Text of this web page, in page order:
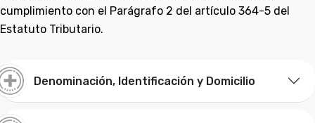
cumplimiento con el Parágrafo 2 del artículo 364-5 del
Estatuto Tributario.
Denominación, Identificación y Domicilio